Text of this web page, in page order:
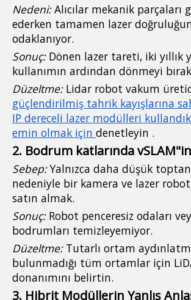
Nedeni:Alıcılar mekanik parçaları
ederken tamamen lazer
odaklanıyor.
Sonuç: Dönen lazer tareti, iki yıllık
kullanımın ardından dönmeyi
Düzeltme: Lidar robot vakum
güçlendirilmiş tahrik kayışlarına
IP dereceli lazer modülleri
emin olmak için denetleyin .
2. Bodrum katlarında vSLAM"in
Sebep:Yalnızca daha düşük
nedeniyle bir kamera ve lazer
satın almak.
Sonuç: Robot penceresiz odaları
bodrumları temizleyemiyor.
Düzeltme: Tutarlı ortam
bulunmadığı tüm ortamlar için
donanımını belirtin.
3. Hibrit Modüllerin Yanlış